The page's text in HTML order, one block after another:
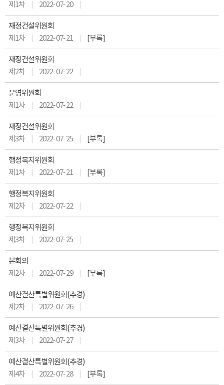
제1차
2022- 07- 20
재정건설위원회
제1차
2022- 07- 21 [부록]
재정건설위원회
제2차
2022- 07- 22
운영위원회
제1차
2022- 07- 22
재정건설위원회
제3차
2022- 07- 25 [부록]
행정복지위원회
제1차
2022- 07- 21 [부록]
행정복지위원회
제2차
2022- 07- 22
행정복지위원회
제3차
2022- 07- 25
본회의
제2차
2022- 07- 29 [부록]
예산결산특별위원회(추경)
제2차
2022- 07- 26
예산결산특별위원회(추경)
제3차
2022- 07- 27
예산결산특별위원회(추경)
제4차
2022- 07- 28 [부록]